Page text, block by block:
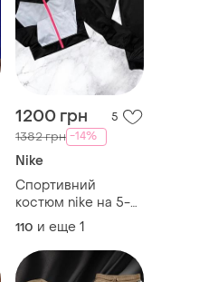
1200 грн 5
1382 грн -14%
Nike
Спортивний
костюм nike на 5-6
років
110 и еще 1